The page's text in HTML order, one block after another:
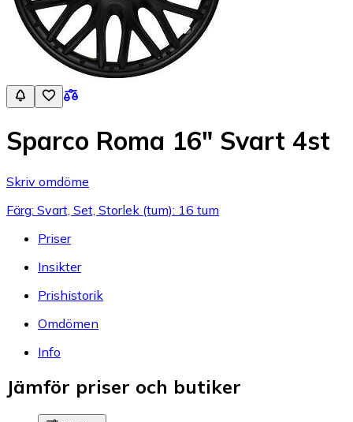
Sparco Roma 16" Svart 4st
Skriv omdöme
Färg: Svart, Set, Storlek (tum): 16 tum
Priser
Insikter
Prishistorik
Omdömen
Info
Jämför priser och butiker